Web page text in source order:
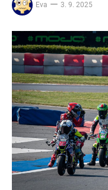
Eva 3. 9. 2025